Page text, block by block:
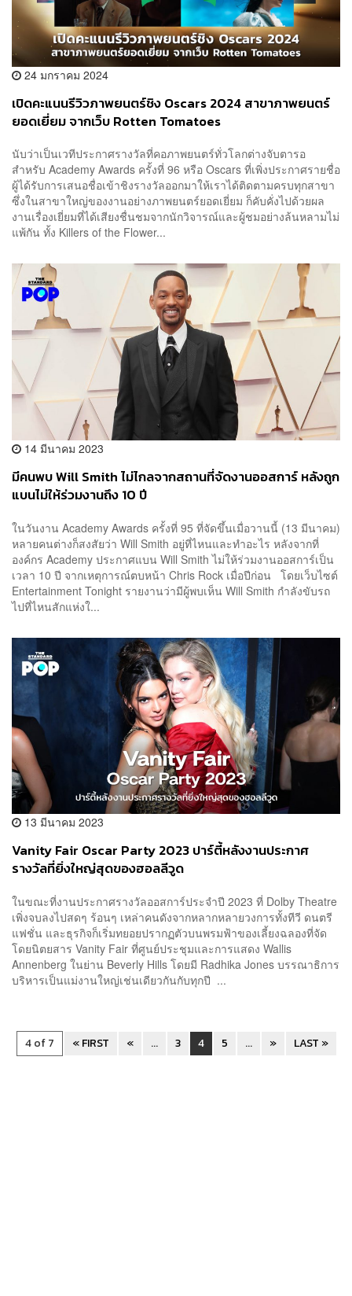
24 มกราคม 2024
เปิดคะแนนรีวิวภาพยนตร์ชิง Oscars 2024 สาขาภาพยนตร์
ยอดเยี่ยม จากเว็บ Rotten Tomatoes
นับว่าเป็นเวทีประกาศรางวัลที่คอภาพยนตร์ทั่วโลกต่างจับตารอ
สำหรับ Academy Awards ครั้งที่ 96 หรือ Oscars ที่เพิ่งประกาศรายชื่อ
ผู้ได้รับการเสนอชื่อเข้าชิงรางวัลออกมาให้เราได้ติดตามครบทุกสาขา
ซึ่งในสาขาใหญ่ของงานอย่างภาพยนตร์ยอดเยี่ยม ก็คับคั่งไปด้วยผล
งานเรื่องเยี่ยมที่ได้เสียงชื่นชมจากนักวิจารณ์และผู้ชมอย่างล้นหลามไม่
แพ้กัน ทั้ง Killers of the Flower...
14 มีนาคม 2023
มีคนพบ Will Smith ไม่ไกลจากสถานที่จัดงานออสการ์ หลังถูก
แบนไม่ให้ร่วมงานถึง 10 ปี
ในวันงาน Academy Awards ครั้งที่ 95 ที่จัดขึ้นเมื่อวานนี้ (13 มีนาคม)
หลายคนต่างก็สงสัยว่า Will Smith อยู่ที่ไหนและทำอะไร หลังจากที่
องค์กร Academy ประกาศแบน Will Smith ไม่ให้ร่วมงานออสการ์เป็น
เวลา 10 ปี จากเหตุการณ์ตบหน้า Chris Rock เมื่อปีก่อน โดยเว็บไซต์
Entertainment Tonight รายงานว่ามีผู้พบเห็น Will Smith กำลังขับรถ
ไปที่ไหนสักแห่งใ...
13 มีนาคม 2023
Vanity Fair Oscar Party 2023 ปาร์ตี้หลังงานประกาศ
รางวัลที่ยิ่งใหญ่สุดของฮอลลีวูด
ในขณะที่งานประกาศรางวัลออสการ์ประจำปี 2023 ที่ Dolby Theatre
เพิ่งจบลงไปสดๆ ร้อนๆ เหล่าคนดังจากหลากหลายวงการทั้งทีวี ดนตรี
แฟชั่น และธุรกิจก็เริ่มทยอยปรากฏตัวบนพรมฟ้าของเลี้ยงฉลองที่จัด
โดยนิตยสาร Vanity Fair ที่ศูนย์ประชุมและการแสดง Wallis
Annenberg ในย่าน Beverly Hills โดยมี Radhika Jones บรรณาธิการ
บริหารเป็นแม่งานใหญ่เช่นเดียวกันกับทุกปี ...
4 of 7 « FIRST « ... 3 4 5 ... » LAST »